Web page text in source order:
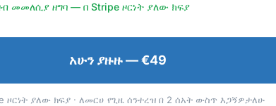
መመለሲያ ዘግባ — በ Stripe ዞርነት ያለው ክፍያ
አሁን ያዙዙ — €49
ዞርነት ያለው ክፍያ · ለመርሀ የጊዜ ሰንተረዝ በ 2 ሰአት ውስጥ እጋኝዎታለሁ